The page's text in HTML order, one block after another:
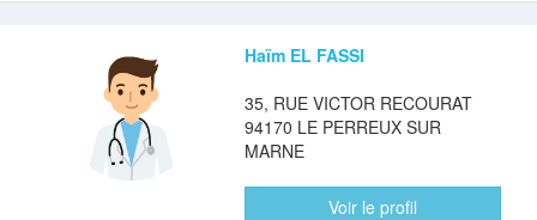
Haïm EL FASSI
35, RUE VICTOR RECOURAT
94170 LE PERREUX SUR
MARNE
Voir le profil